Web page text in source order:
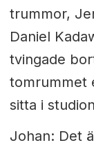
trummor,
Daniel
tvingade
tomrummet
sitta i
Johan: Det